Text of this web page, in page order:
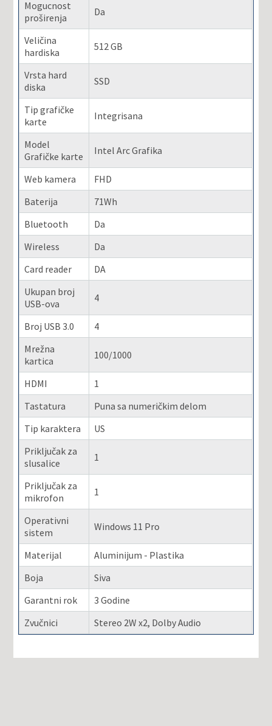
Mogucnost
proširenja
Da
Veličina
hardiska
512 GB
Vrsta hard
diska
SSD
Tip grafičke
karte
Integrisana
Model
Grafičke karte
Intel Arc Grafika
Web kamera
FHD
Baterija
71Wh
Bluetooth
Da
Wireless
Da
Card reader
DA
Ukupan broj
USB-ova
4
Broj USB 3.0
4
Mrežna
kartica
100/1000
HDMI
1
Tastatura
Puna sa numeričkim delom
Tip karaktera
US
Priključak za
slusalice
1
Priključak za
mikrofon
1
Operativni
sistem
Windows 11 Pro
Materijal
Aluminijum - Plastika
Boja
Siva
Garantni rok
3 Godine
Zvučnici
Stereo 2W x2, Dolby Audio